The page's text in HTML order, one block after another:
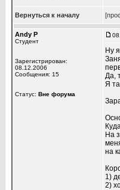
Вернуться к началу
Andy P
Студент
Зарегистрирован:
08.12.2006
Сообщения: 15
Статус: Вне форума
Ну
Да,
Я
На
на
1)
2)